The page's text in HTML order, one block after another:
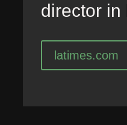
director in
latimes.com